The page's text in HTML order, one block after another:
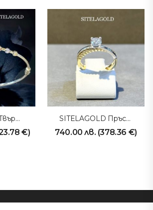
SITELAGOLD Твърда Гривна 230425
€)
SITELAGOLD Пръстен 231008
740.00лв. (378.36 €)